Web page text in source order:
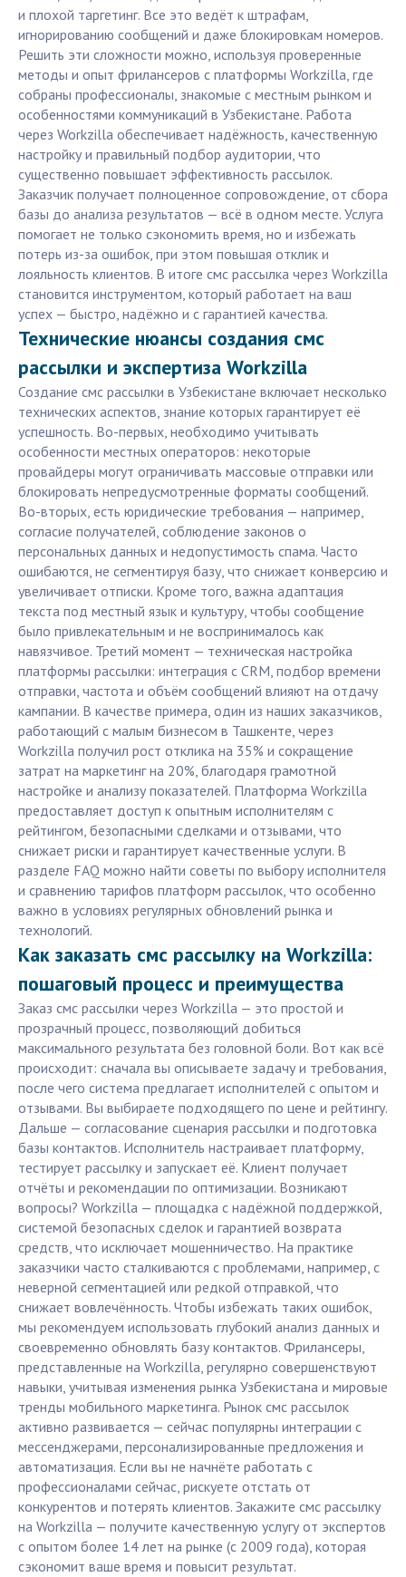
и плохой таргетинг. Все это ведёт к штрафам,
игнорированию сообщений и даже блокировкам номеров.
Решить эти сложности можно, используя проверенные
методы и опыт фрилансеров с платформы Workzilla, где
собраны профессионалы, знакомые с местным рынком и
особенностями коммуникаций в Узбекистане. Работа
через Workzilla обеспечивает надёжность, качественную
настройку и правильный подбор аудитории, что
существенно повышает эффективность рассылок.
Заказчик получает полноценное сопровождение, от сбора
базы до анализа результатов — всё в одном месте. Услуга
помогает не только сэкономить время, но и избежать
потерь из-за ошибок, при этом повышая отклик и
лояльность клиентов. В итоге смс рассылка через Workzilla
становится инструментом, который работает на ваш
успех — быстро, надёжно и с гарантией качества.
Технические нюансы создания смс
рассылки и экспертиза Workzilla
Создание смс рассылки в Узбекистане включает несколько
технических аспектов, знание которых гарантирует её
успешность. Во-первых, необходимо учитывать
особенности местных операторов: некоторые
провайдеры могут ограничивать массовые отправки или
блокировать непредусмотренные форматы сообщений.
Во-вторых, есть юридические требования — например,
согласие получателей, соблюдение законов о
персональных данных и недопустимость спама. Часто
ошибаются, не сегментируя базу, что снижает конверсию и
увеличивает отписки. Кроме того, важна адаптация
текста под местный язык и культуру, чтобы сообщение
было привлекательным и не воспринималось как
навязчивое. Третий момент — техническая настройка
платформы рассылки: интеграция с CRM, подбор времени
отправки, частота и объём сообщений влияют на отдачу
кампании. В качестве примера, один из наших заказчиков,
работающий с малым бизнесом в Ташкенте, через
Workzilla получил рост отклика на 35% и сокращение
затрат на маркетинг на 20%, благодаря грамотной
настройке и анализу показателей. Платформа Workzilla
предоставляет доступ к опытным исполнителям с
рейтингом, безопасными сделками и отзывами, что
снижает риски и гарантирует качественные услуги. В
разделе FAQ можно найти советы по выбору исполнителя
и сравнению тарифов платформ рассылок, что особенно
важно в условиях регулярных обновлений рынка и
технологий.
Как заказать смс рассылку на Workzilla:
пошаговый процесс и преимущества
Заказ смс рассылки через Workzilla — это простой и
прозрачный процесс, позволяющий добиться
максимального результата без головной боли. Вот как всё
происходит: сначала вы описываете задачу и требования,
после чего система предлагает исполнителей с опытом и
отзывами. Вы выбираете подходящего по цене и рейтингу.
Дальше — согласование сценария рассылки и подготовка
базы контактов. Исполнитель настраивает платформу,
тестирует рассылку и запускает её. Клиент получает
отчёты и рекомендации по оптимизации. Возникают
вопросы? Workzilla — площадка с надёжной поддержкой,
системой безопасных сделок и гарантией возврата
средств, что исключает мошенничество. На практике
заказчики часто сталкиваются с проблемами, например, с
неверной сегментацией или редкой отправкой, что
снижает вовлечённость. Чтобы избежать таких ошибок,
мы рекомендуем использовать глубокий анализ данных и
своевременно обновлять базу контактов. Фрилансеры,
представленные на Workzilla, регулярно совершенствуют
навыки, учитывая изменения рынка Узбекистана и мировые
тренды мобильного маркетинга. Рынок смс рассылок
активно развивается — сейчас популярны интеграции с
мессенджерами, персонализированные предложения и
автоматизация. Если вы не начнёте работать с
профессионалами сейчас, рискуете отстать от
конкурентов и потерять клиентов. Закажите смс рассылку
на Workzilla — получите качественную услугу от экспертов
с опытом более 14 лет на рынке (с 2009 года), которая
сэкономит ваше время и повысит результат.